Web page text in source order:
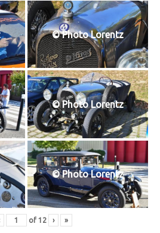
© Photo Lorentz
© Photo Lorentz
© Photo Lorentz
of 12 › »